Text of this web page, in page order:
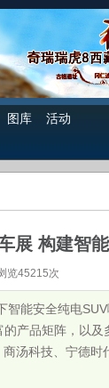
图库
活动
展 构建智
览45215次
智能安全纯电
产品矩阵，以
汤科技、宁德